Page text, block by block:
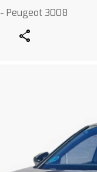
- Peugeot 3008
Share